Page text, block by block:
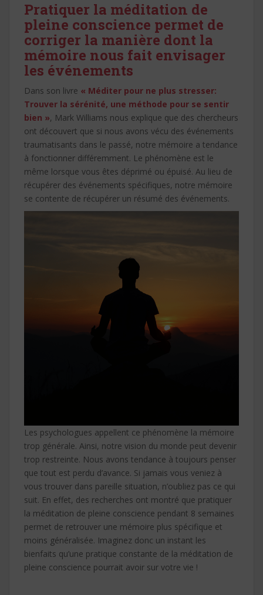
Pratiquer la méditation de
pleine conscience permet de
corriger la manière dont la
mémoire nous fait envisager
les événements
Dans son livre « Méditer pour ne plus stresser:
Trouver la sérénité, une méthode pour se sentir
bien », Mark Williams nous explique que des chercheurs
ont découvert que si nous avons vécu des événements
traumatisants dans le passé, notre mémoire a tendance
à fonctionner différemment. Le phénomène est le
même lorsque vous êtes déprimé ou épuisé. Au lieu de
récupérer des événements spécifiques, notre mémoire
se contente de récupérer un résumé des événements.
Les psychologues appellent ce phénomène la mémoire
trop générale. Ainsi, notre vision du monde peut devenir
trop restreinte. Nous avons tendance à toujours penser
que tout est perdu d’avance. Si jamais vous veniez à
vous trouver dans pareille situation, n’oubliez pas ce qui
suit. En effet, des recherches ont montré que pratiquer
la méditation de pleine conscience pendant 8 semaines
permet de retrouver une mémoire plus spécifique et
moins généralisée. Imaginez donc un instant les
bienfaits qu’une pratique constante de la méditation de
pleine conscience pourrait avoir sur votre vie !